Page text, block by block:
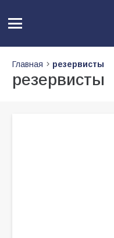
Главная резервисты
резервисты